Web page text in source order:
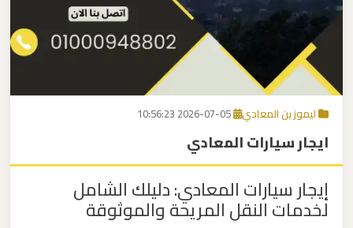
اتصل بنا
EN
ليموزين المعادي
ايجار سيارات المعادي
إيجار سيارات المعادي: دليلك الشامل
لخدمات النقل المريحة والموثوقة
برج
العرب
القاهرة
مكاتب
ليموزين
الاسكندرية